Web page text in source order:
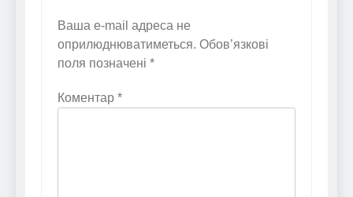
Ваша e-mail адреса не
оприлюднюватиметься. Обов’язкові
поля позначені *
Коментар *